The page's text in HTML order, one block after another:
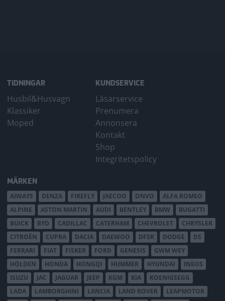
TIDNINGAR
Husbil&Husvagn
Klassiker
Moped
KUNDSERVICE
Läsarservice
Prenumera
Annonsera
Kontakt
Shop
Integritetspolicy
MÄRKEN
AIWAYS DENZA FIREFLY JAECOO ONVO
ALFA ROMEO
ALPINE
ASTON MARTIN AUDI BENTLEY BMW
BUGATTI
BUICK
BYD CADILLAC CATERHAM CHEVROLET
CHRYSLER
CITROËN
CUPRA DACIA DAEWOO DFSK DODGE
DS
FERRARI
FIAT FISKER FORD GENESIS
GWM WEY
HOLDEN
HONDA HONGQI HUMMER HYUNDAI
INEOS
ISUZU
JAC JAGUAR JEEP KGM KIA
KOENIGSEGG
LADA
LAMBORGHINI LANCIA LAND ROVER
LEAPMOTOR